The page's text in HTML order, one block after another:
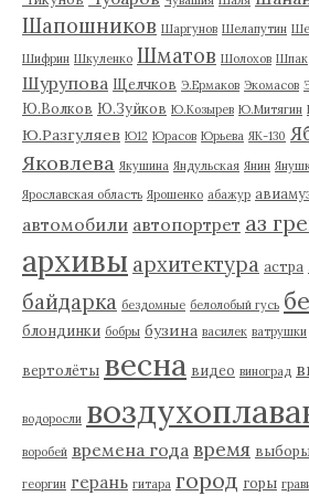
Шапошников Шаргунов Шелапутин
Шифрин Шкуленко Шматов Шолохов Шпак
Шурупова Щелчков Э.Ермаков Экомасов
Ю.Волков Ю.Зуйков Ю.Козырев Ю.Митягин
Ю.Разгуляев Ю12 Юрасов Юрьева ЯК-130
Яковлева Якушина Яндульская Янин
Ярославская область Ярошенко абажур
автомобили автопортрет аз
архивы архитектура астра
байдарка бездомные белолобый гусь
блондинки бобры бузина василек ватрушки
вертолёты весна видео виноград
водоросли
воробей времена года время
георгин герань гитара город горы